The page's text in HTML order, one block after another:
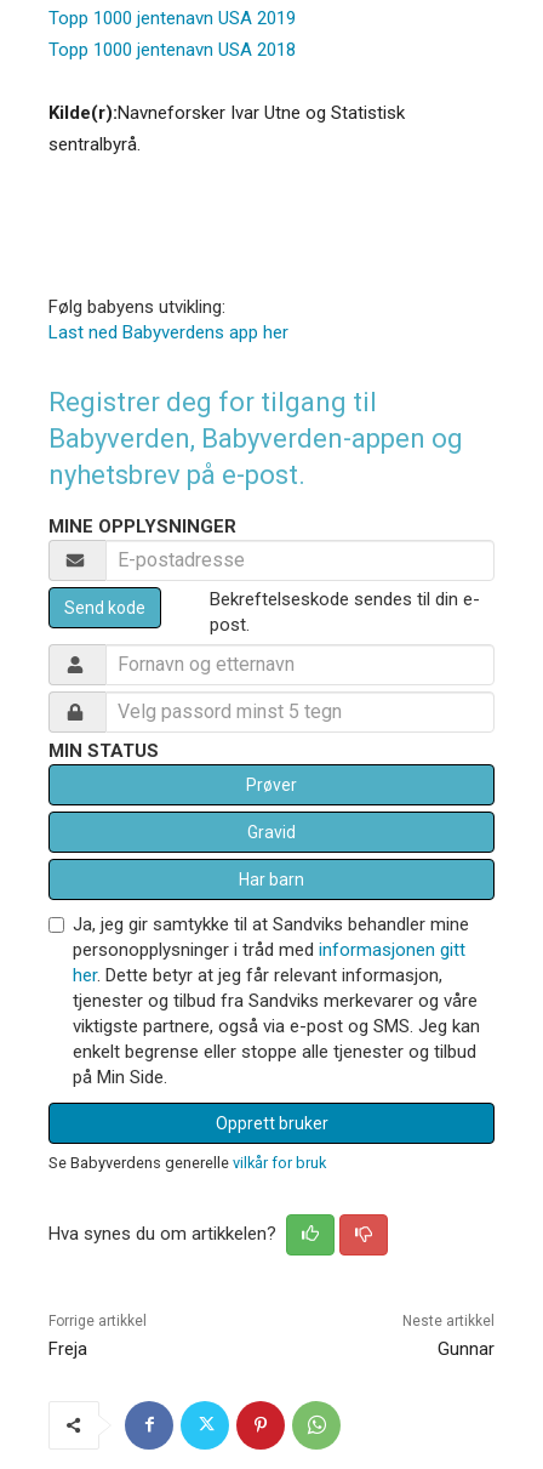
Topp 1000 jentenavn USA 2019
Topp 1000 jentenavn USA 2018
Kilde(r):Navneforsker Ivar Utne og Statistisk
sentralbyrå.
Følg babyens utvikling:
Last ned Babyverdens app her
Registrer deg for tilgang til
Babyverden, Babyverden-appen og
nyhetsbrev på e-post.
MINE OPPLYSNINGER
Send kode
Bekreftelseskode sendes til din e-
post.
MIN STATUS
Prøver
Gravid
Har barn
Ja, jeg gir samtykke til at Sandviks behandler mine
personopplysninger i tråd med informasjonen gitt
her. Dette betyr at jeg får relevant informasjon,
tjenester og tilbud fra Sandviks merkevarer og våre
viktigste partnere, også via e-post og SMS. Jeg kan
enkelt begrense eller stoppe alle tjenester og tilbud
på Min Side.
Opprett bruker
Se Babyverdens generelle vilkår for bruk
Hva synes du om artikkelen?
Forrige artikkel
Freja
Neste artikkel
Gunnar